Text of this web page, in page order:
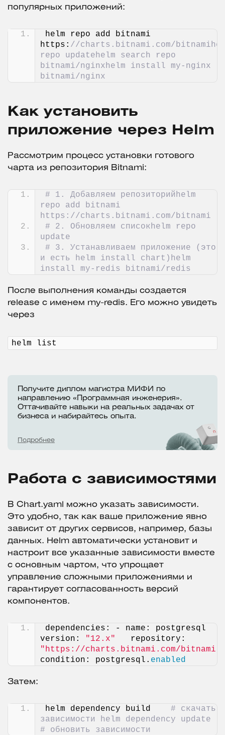
популярных приложений:
helm repo add bitnami
https: //charts.bitnami.com/
repo updatehelm search repo
bitnami/nginxhelm install my-nginx
bitnami/nginx
Как установить
приложение через Helm
Рассмотрим процесс установки готового
чарта из репозитория Bitnami:
# 1. Добавляем репозиторийhelm
repo add bitnami
https://charts.bitnami.com/bitnami
# 2. Обновляем списокhelm repo
update
# 3. Устанавливаем приложение (это
и есть helm install chart)helm
install my-redis bitnami/redis
После выполнения команды создается
release с именем my-redis. Его можно увидеть
через
helm list
Получите диплом магистра МИФИ по
направлению «Программная инженерия».
Оттачивайте навыки на реальных задачах от
бизнеса и набирайтесь опыта.
Подробнее
Работа с зависимостями
В Chart.yaml можно указать зависимости.
Это удобно, так как ваше приложение явно
зависит от других сервисов, например, базы
данных. Helm автоматически установит и
настроит все указанные зависимости вместе
с основным чартом, что упрощает
управление сложными приложениями и
гарантирует согласованность версий
компонентов.
dependencies: - name: postgresql
version:
"12.x"
"https://charts.bitnami.com/bitnami"
condition: postgresql. enabled
Затем:
helm dependency build # скачать
зависимости helm dependency update
# обновить зависимости